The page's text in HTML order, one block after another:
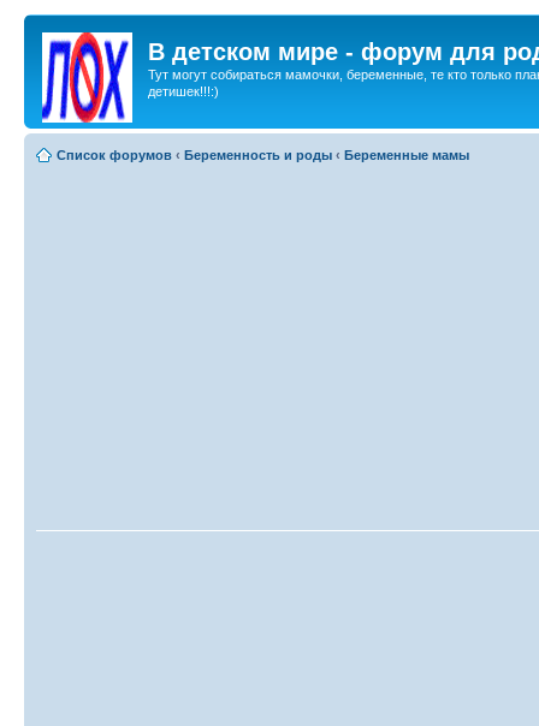
В детском мире - форум для
Тут могут собираться мамочки, беременные, те кто только
детишек!!!:)
Список форумов ‹ Беременность и роды ‹ Беременные мамы